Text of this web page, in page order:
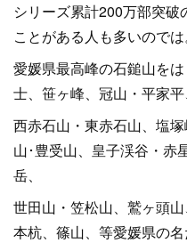
シリーズ累計200万部突
ことがある人も多いのでは
愛媛県最高峰の石鎚山を
士、笹ヶ峰、冠山・平家平
西赤石山・東赤石山、塩
山･豊受山、皇子渓谷・赤
岳、
世田山・笠松山、鷲ヶ頭
本杭、篠山、等愛媛県の